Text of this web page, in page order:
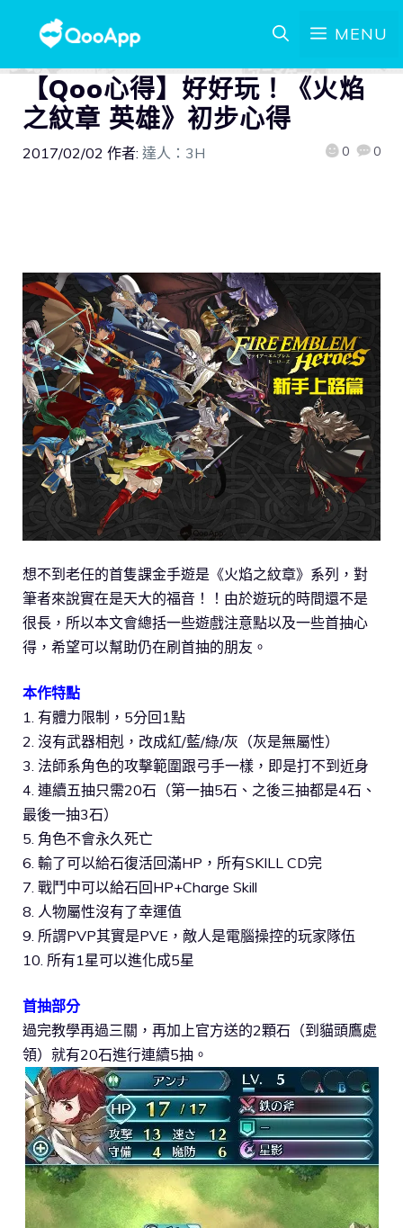
MENU
【Qoo心得】好好玩！《火焰
之紋章 英雄》初步心得
2017/02/02 作者: 達人：3H 0 0
想不到老任的首隻課金手遊是《火焰之紋章》系列，對
筆者來說實在是天大的福音！！由於遊玩的時間還不是
很長，所以本文會總括一些遊戲注意點以及一些首抽心
得，希望可以幫助仍在刷首抽的朋友。
本作特點
1. 有體力限制，5分回1點
2. 沒有武器相剋，改成紅/藍/綠/灰（灰是無屬性）
3. 法師系角色的攻擊範圍跟弓手一樣，即是打不到近身
4. 連續五抽只需20石（第一抽5石、之後三抽都是4石、
最後一抽3石）
5. 角色不會永久死亡
6. 輸了可以給石復活回滿HP，所有SKILL CD完
7. 戰鬥中可以給石回HP+Charge Skill
8. 人物屬性沒有了幸運值
9. 所謂PVP其實是PVE，敵人是電腦操控的玩家隊伍
10. 所有1星可以進化成5星
首抽部分
過完教學再過三關，再加上官方送的2顆石（到貓頭鷹處
領）就有20石進行連續5抽。